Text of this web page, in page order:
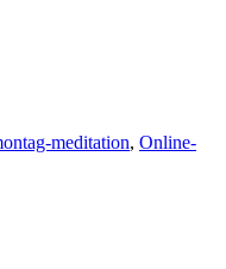
meditation, Online-